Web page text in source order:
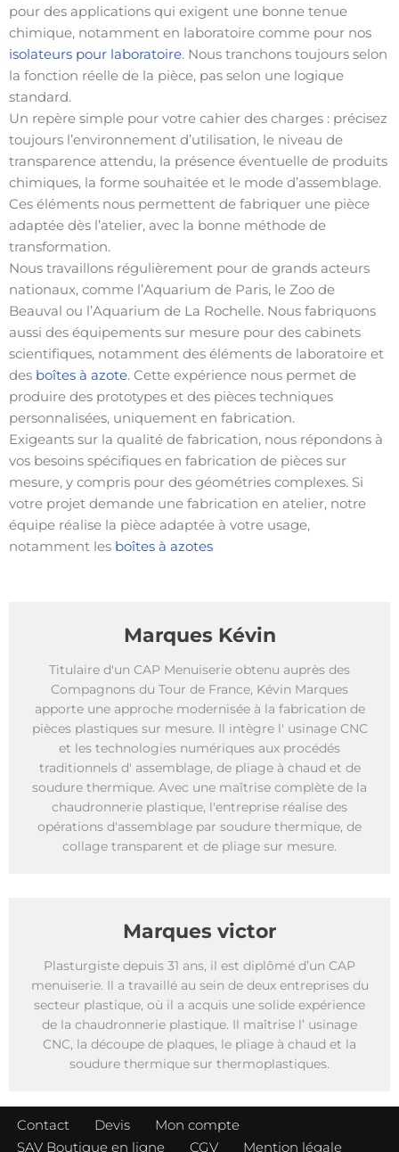
pour des applications qui exigent une bonne tenue
chimique, notamment en laboratoire comme pour nos
isolateurs pour laboratoire. Nous tranchons toujours selon
la fonction réelle de la pièce, pas selon une logique
standard.
Un repère simple pour votre cahier des charges : précisez
toujours l’environnement d’utilisation, le niveau de
transparence attendu, la présence éventuelle de produits
chimiques, la forme souhaitée et le mode d’assemblage.
Ces éléments nous permettent de fabriquer une pièce
adaptée dès l’atelier, avec la bonne méthode de
transformation.
Nous travaillons régulièrement pour de grands acteurs
nationaux, comme l’Aquarium de Paris, le Zoo de
Beauval ou l’Aquarium de La Rochelle. Nous fabriquons
aussi des équipements sur mesure pour des cabinets
scientifiques, notamment des éléments de laboratoire et
des boîtes à azote. Cette expérience nous permet de
produire des prototypes et des pièces techniques
personnalisées, uniquement en fabrication.
Exigeants sur la qualité de fabrication, nous répondons à
vos besoins spécifiques en fabrication de pièces sur
mesure, y compris pour des géométries complexes. Si
votre projet demande une fabrication en atelier, notre
équipe réalise la pièce adaptée à votre usage,
notamment les boîtes à azotes
Marques Kévin
Titulaire d'un CAP Menuiserie obtenu auprès des
Compagnons du Tour de France, Kévin Marques
apporte une approche modernisée à la fabrication de
pièces plastiques sur mesure. Il intègre l' usinage CNC
et les technologies numériques aux procédés
traditionnels d' assemblage, de pliage à chaud et de
soudure thermique. Avec une maîtrise complète de la
chaudronnerie plastique, l'entreprise réalise des
opérations d'assemblage par soudure thermique, de
collage transparent et de pliage sur mesure.
Marques victor
Plasturgiste depuis 31 ans, il est diplômé d’un CAP
menuiserie. Il a travaillé au sein de deux entreprises du
secteur plastique, où il a acquis une solide expérience
de la chaudronnerie plastique. Il maîtrise l’ usinage
CNC, la découpe de plaques, le pliage à chaud et la
soudure thermique sur thermoplastiques.
Contact Devis
Mon compte
SAV Boutique en ligne
CGV Mention légale